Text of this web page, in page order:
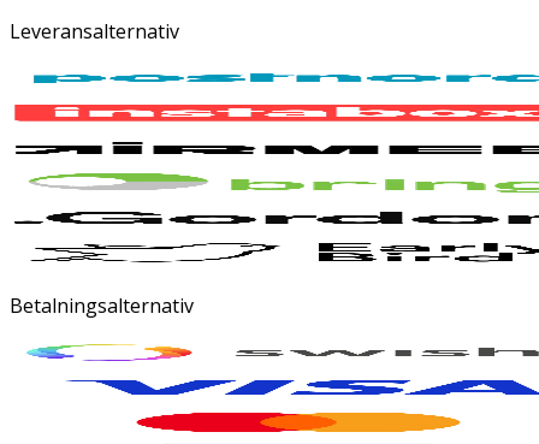
Leveransalternativ
Betalningsalternativ